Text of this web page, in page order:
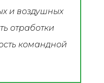
и воздушных
отработки
командной